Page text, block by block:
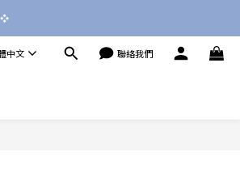
❖
中文 聯絡我們